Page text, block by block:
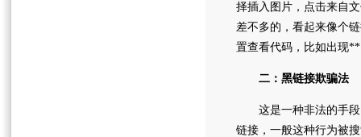
择插入图片，点击来自
差不多的，看起来像个
置查看代码，比如出现
二：黑链接欺骗法
这是一种非法的手段
链接，一般这种行为被